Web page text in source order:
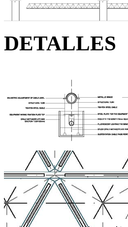
DETALLES